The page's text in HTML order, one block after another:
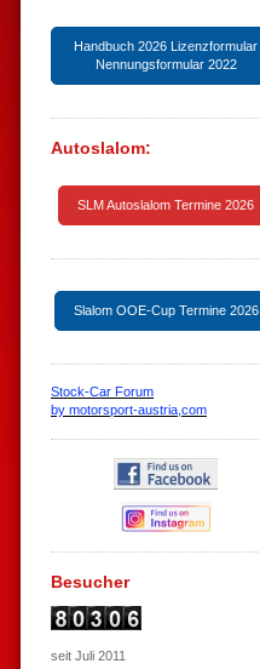
Handbuch 2026 Lizenzformular
Nennungsformular 2022
Autoslalom:
SLM Autoslalom Termine 2026
Slalom OOE-Cup Termine 2026
Stock-Car Forum
by motorsport-austria,com
Besucher
seit Juli 2011